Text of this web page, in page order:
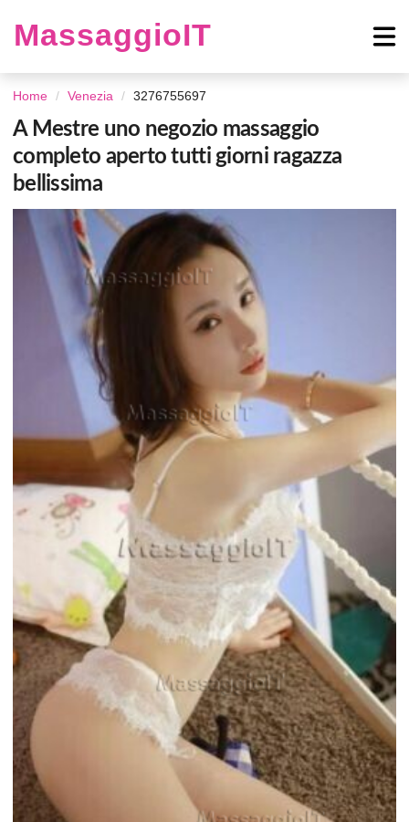
MassaggioIT
Home Venezia 3276755697
A Mestre uno negozio massaggio
completo aperto tutti giorni ragazza
bellissima